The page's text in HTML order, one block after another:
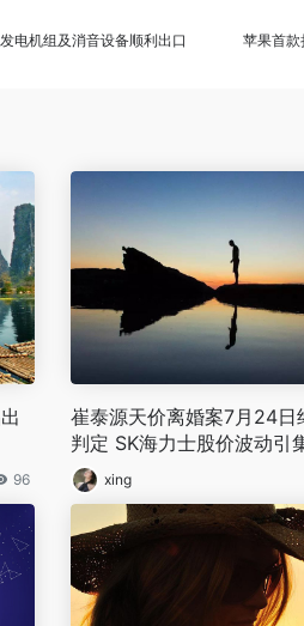
电机组及消音设备顺利出口
苹果首
96
崔泰源天价离婚案7月24日
判定 SK海力士股价波动引
制权关注
xing